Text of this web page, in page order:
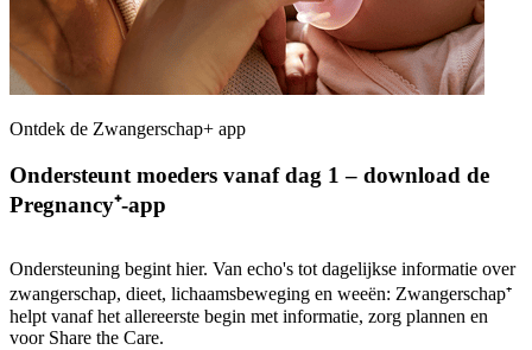
Ontdek de Zwangerschap+ app
Ondersteunt moeders vanaf dag 1 – download de
Pregnancy⁺-app
Ondersteuning begint hier. Van echo's tot dagelijkse informatie over
zwangerschap, dieet, lichaamsbeweging en weeën: Zwangerschap⁺
helpt vanaf het allereerste begin met informatie, zorg plannen en
voor Share the Care.